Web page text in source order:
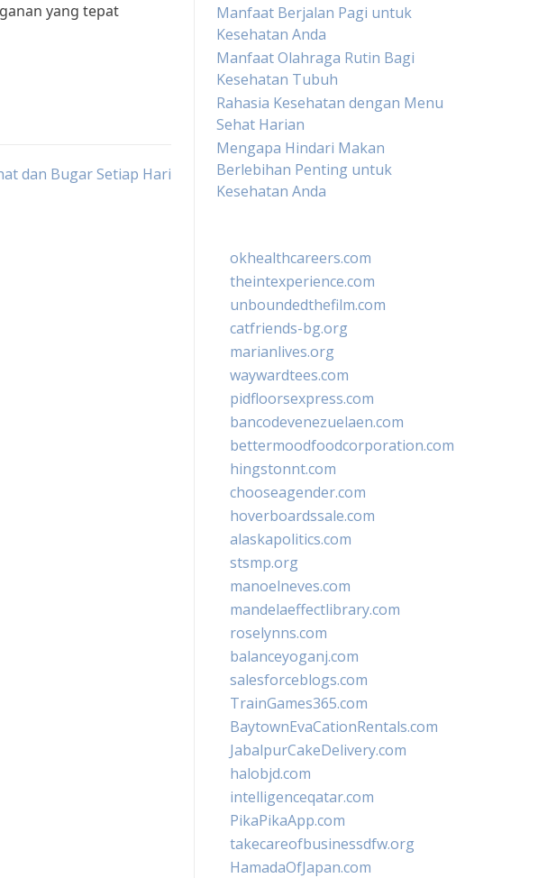
yang tepat
dan Bugar Setiap Hari
Manfaat Berjalan Pagi untuk
Kesehatan Anda
Manfaat Olahraga Rutin Bagi
Kesehatan Tubuh
Rahasia Kesehatan dengan Menu
Sehat Harian
Mengapa Hindari Makan
Berlebihan Penting untuk
Kesehatan Anda
okhealthcareers.com
theintexperience.com
unboundedthefilm.com
catfriends-bg.org
marianlives.org
waywardtees.com
pidfloorsexpress.com
bancodevenezuelaen.com
bettermoodfoodcorporation.com
hingstonnt.com
chooseagender.com
hoverboardssale.com
alaskapolitics.com
stsmp.org
manoelneves.com
mandelaeffectlibrary.com
roselynns.com
balanceyoganj.com
salesforceblogs.com
TrainGames365.com
BaytownEvaCationRentals.com
JabalpurCakeDelivery.com
halobjd.com
intelligenceqatar.com
PikaPikaApp.com
takecareofbusinessdfw.org
HamadaOfJapan.com